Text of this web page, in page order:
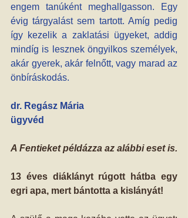
engem tanúként meghallgasson. Egy
évig tárgyalást sem tartott. Amíg pedig
így kezelik a zaklatási ügyeket, addig
mindíg is lesznek öngyilkos személyek,
akár gyerek, akár felnőtt, vagy marad az
önbíráskodás.
dr. Regász Mária
ügyvéd
A Fentieket példázza az alábbi eset is.
13 éves diáklányt rúgott hátba egy
egri apa, mert bántotta a kislányát!